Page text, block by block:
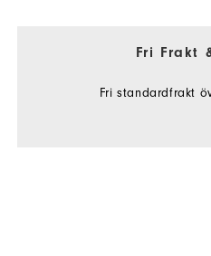
Fri Frakt
Fri standardfrakt